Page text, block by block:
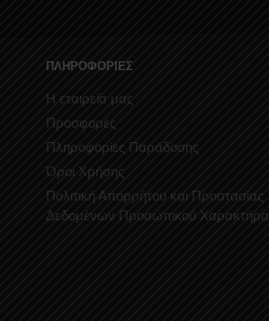
ΠΛΗΡΟΦΟΡΙΕΣ
Η εταιρεία μας
Προσφορές
Πληροφορίες Παράδοσης
Όροι Χρήσης
Πολιτική Απορρήτου και Προστασίας
Δεδομένων Προσωπικού Χαρακτήρα